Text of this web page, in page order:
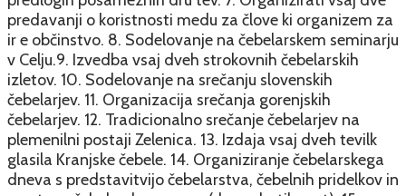
predavanji o koristnosti medu za člove ki organizem za
ir e občinstvo. 8. Sodelovanje na čebelarskem seminarju
v Celju.9. Izvedba vsaj dveh strokovnih čebelarskih
izletov. 10. Sodelovanje na srečanju slovenskih
čebelarjev. 11. Organizacija srečanja gorenjskih
čebelarjev. 12. Tradicionalno srečanje čebelarjev na
plemenilni postaji Zelenica. 13. Izdaja vsaj dveh tevilk
glasila Kranjske čebele. 14. Organiziranje čebelarskega
dneva s predstavitvijo čebelarstva, čebelnih pridelkov in